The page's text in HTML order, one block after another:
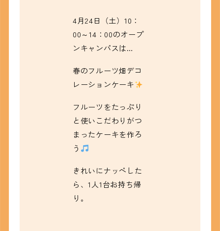
4月24日（土）10：
00～14：00のオープ
ンキャンパスは…
春のフルーツ畑デコ
レーションケーキ
フルーツをたっぷり
と使いこだわりがつ
まったケーキを作ろ
う
きれいにナッペした
ら、1人1台お持ち帰
り。